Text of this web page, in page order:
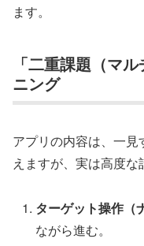
ます。
「二重課題（マ
ニング
アプリの内容は、一
えますが、実は高度な
ターゲット操作（
ながら進む。